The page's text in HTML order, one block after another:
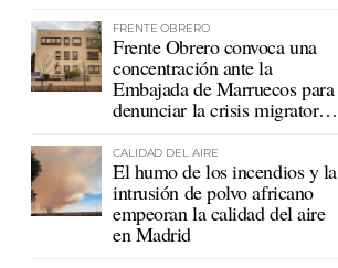
FRENTE OBRERO
Frente Obrero convoca una
concentración ante la
Embajada de Marruecos para
denunciar la crisis migratoria
CALIDAD DEL AIRE
El humo de los incendios y la
intrusión de polvo africano
empeoran la calidad del aire
en Madrid